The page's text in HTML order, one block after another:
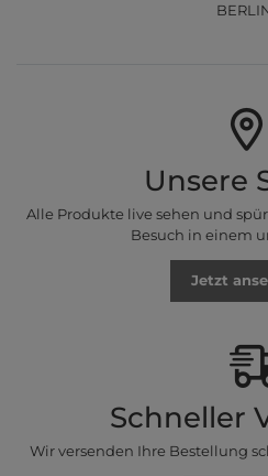
Unsere
Alle Produkte live sehen und
Besuch in einem
Jetzt
Schneller
Wir versenden Ihre Bestellung